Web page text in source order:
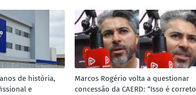
de história,
e
Marcos Rogério volta a questionar
concessão da CAERD: “Isso é